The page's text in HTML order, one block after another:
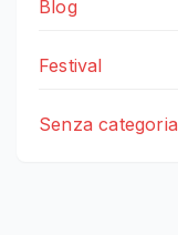
Blog
Festival
Senza categoria